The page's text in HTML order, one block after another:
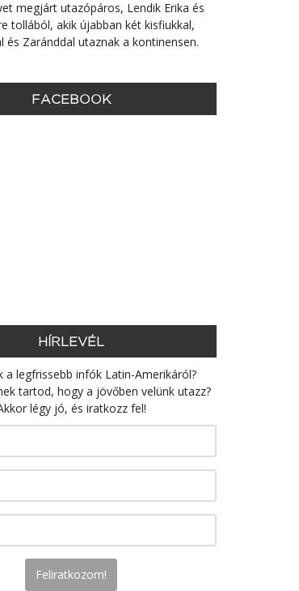
megjárt utazópáros, Lendik Erika és
tollából, akik újabban két kisfiukkal,
és Zaránddal utaznak a kontinensen.
FACEBOOK
HÍRLEVÉL
a legfrissebb infók Latin-Amerikáról?
tartod, hogy a jövőben velünk utazz?
légy jó, és iratkozz fel!